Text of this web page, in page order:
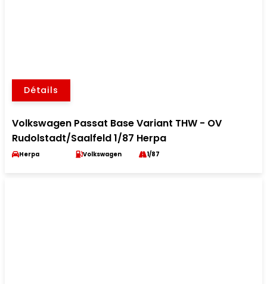
Détails
Volkswagen Passat Base Variant THW - OV
Rudolstadt/Saalfeld 1/87 Herpa
Herpa Volkswagen 1/87